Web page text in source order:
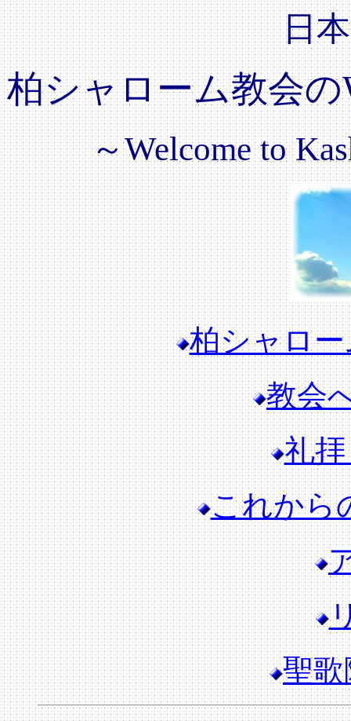
日
柏シャローム教会
～Welcome to
柏シャロ
教会
礼
これから
聖